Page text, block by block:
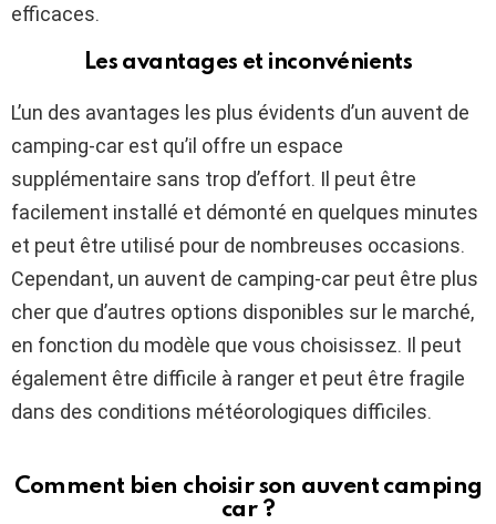
efficaces.
Les avantages et inconvénients
L’un des avantages les plus évidents d’un auvent de
camping-car est qu’il offre un espace
supplémentaire sans trop d’effort. Il peut être
facilement installé et démonté en quelques minutes
et peut être utilisé pour de nombreuses occasions.
Cependant, un auvent de camping-car peut être plus
cher que d’autres options disponibles sur le marché,
en fonction du modèle que vous choisissez. Il peut
également être difficile à ranger et peut être fragile
dans des conditions météorologiques difficiles.
Comment bien choisir son auvent camping
car ?